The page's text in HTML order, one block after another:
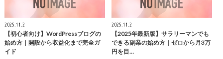
2025.11.2
【初心者向け】WordPressブログの
始め方｜開設から収益化まで完全ガ
イド
2025.11.2
【2025年最新版】サラリーマンでも
できる副業の始め方｜ゼロから月3万
円を目…